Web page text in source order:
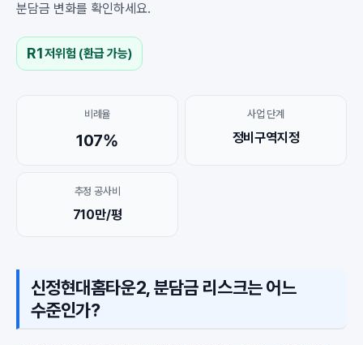
분담금 변화를 확인하세요.
R1저위험 (환급 가능)
비례율
107%
사업 단계
정비구역지정
추정 공사비
710만/평
신정현대홈타운2, 분담금 리스크는 어느
수준인가?